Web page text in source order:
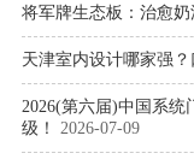
将军牌生态板：治愈奶
天津室内设计哪家强
2026(第六届)中国系
级！
2026-07-09